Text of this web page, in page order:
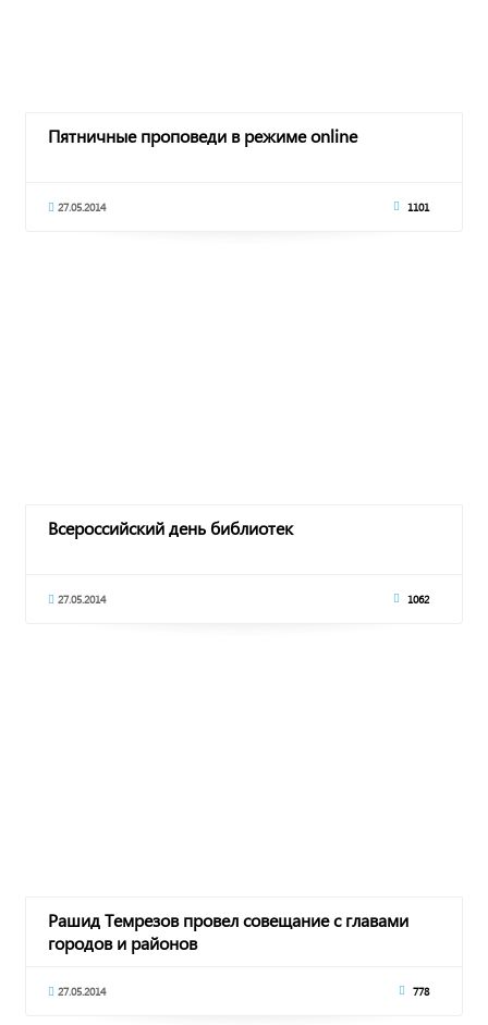
Пятничные проповеди в режиме online
27.05.2014 1101
Всероссийский день библиотек
27.05.2014 1062
Рашид Темрезов провел совещание с главами
городов и районов
27.05.2014 778